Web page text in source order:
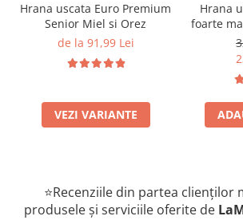
Hrana uscata Euro Premium
Senior Miel si Orez
de la 91,99 Lei
VEZI VARIANTE
Hrana
foarte
Giant
⭐Recenziile din partea clienților
produsele și serviciile oferite de